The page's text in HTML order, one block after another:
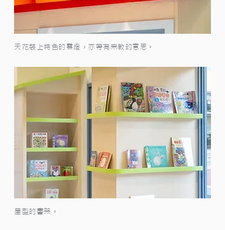
天花裝上特色的雲燈，亦帶有宗教的意思。
屋型的書架。